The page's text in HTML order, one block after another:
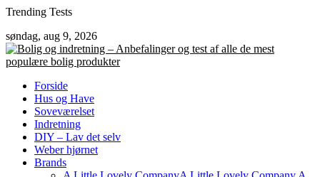
Skip
content
Trending Tests
søndag, aug 9, 2026
Forside
Hus og Have
Soveværelset
Indretning
DIY – Lav det selv
Weber hjørnet
Brands